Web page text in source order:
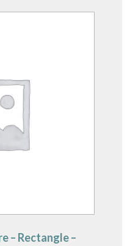
– Rectangle –